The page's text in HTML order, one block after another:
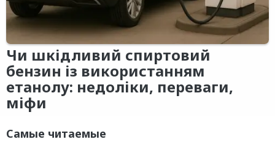
Чи шкідливий спиртовий
бензин із використанням
етанолу: недоліки, переваги,
міфи
Самые читаемые